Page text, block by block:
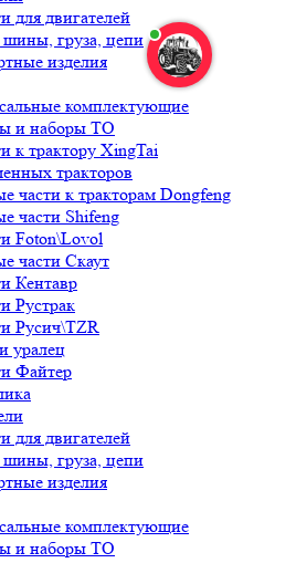
для двигателей
шины, груза, цепи
изделия
комплектующие
и наборы ТО
к трактору XingTai
тракторов
части к тракторам Dongfeng
части Shifeng
Foton\Lovol
части Скаут
Кентавр
Рустрак
Русич\TZR
уралец
Файтер
для двигателей
шины, груза, цепи
изделия
комплектующие
и наборы ТО